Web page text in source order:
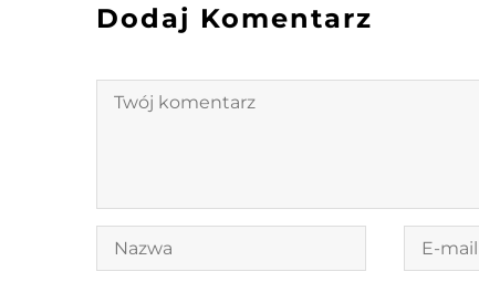
Dodaj Komentarz